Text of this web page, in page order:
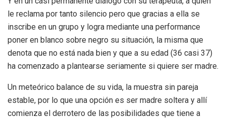
le reclama por tanto silencio pero que gracias a ella se
inscribe en un grupo y logra mediante una performance
poner en blanco sobre negro su situación, la misma que
denota que no está nada bien y que a su edad (36 casi 37)
ha comenzado a plantearse seriamente si quiere ser madre.
Un meteórico balance de su vida, la muestra sin pareja
estable, por lo que una opción es ser madre soltera y allí
comienza el derrotero de las posibilidades que tiene a